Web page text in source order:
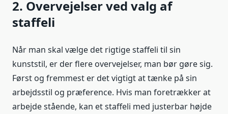
2. Overvejelser ved valg af
staffeli
Når man skal vælge det rigtige staffeli til sin
kunststil, er der flere overvejelser, man bør gøre sig.
Først og fremmest er det vigtigt at tænke på sin
arbejdsstil og præference. Hvis man foretrækker at
arbejde stående, kan et staffeli med justerbar højde